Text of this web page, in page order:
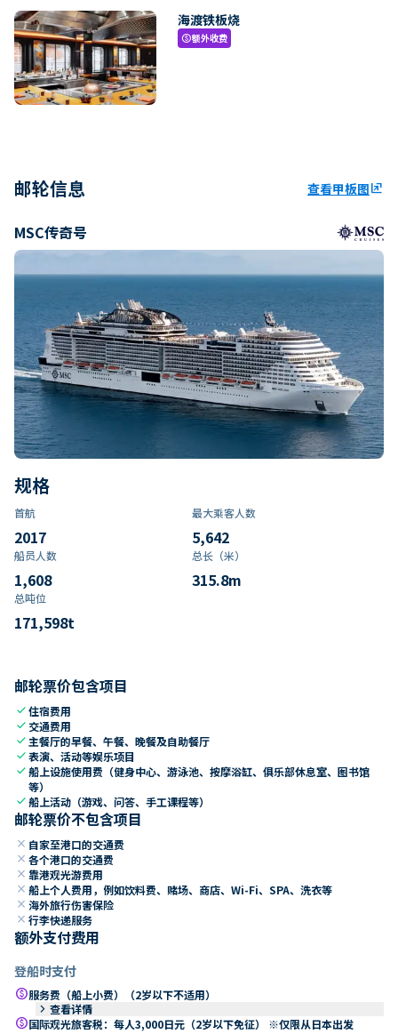
海渡铁板烧
paid额外收费
邮轮信息 查看甲板图ungroup
MSC传奇号
规格
首航
2017
最大乘客人数
5,642
船员人数
1,608
总长（米）
315.8m
总吨位
171,598t
邮轮票价包含项目
check住宿费用
check 交通费用
check 主餐厅的早餐、午餐、晚餐及自助餐厅
check表演、活动等娱乐项目
check船上设施使用费（健身中心、游泳池、按摩浴缸、俱乐部休息室、图书馆
等）
check船上活动（游戏、问答、手工课程等）
邮轮票价不包含项目
close 自家至港口的交通费
close 各个港口的交通费
close 靠港观光游费用
close 船上个人费用，例如饮料费、赌场、商店、Wi-Fi、SPA、洗衣等
close 海外旅行伤害保险
close 行李快递服务
额外支付费用
登船时支付
paid服务费（船上小费）（2岁以下不适用）
keyboard_arrow_right 查看详情
paid国际观光旅客税：每人3,000日元（2岁以下免征） ※仅限从日本出发